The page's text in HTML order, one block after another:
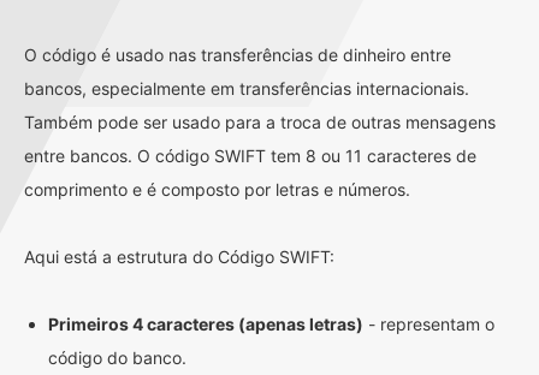
O código é usado nas transferências de dinheiro entre
bancos, especialmente em transferências internacionais.
Também pode ser usado para a troca de outras mensagens
entre bancos. O código SWIFT tem 8 ou 11 caracteres de
comprimento e é composto por letras e números.
Aqui está a estrutura do Código SWIFT:
Primeiros 4 caracteres (apenas letras) - representam o
código do banco.